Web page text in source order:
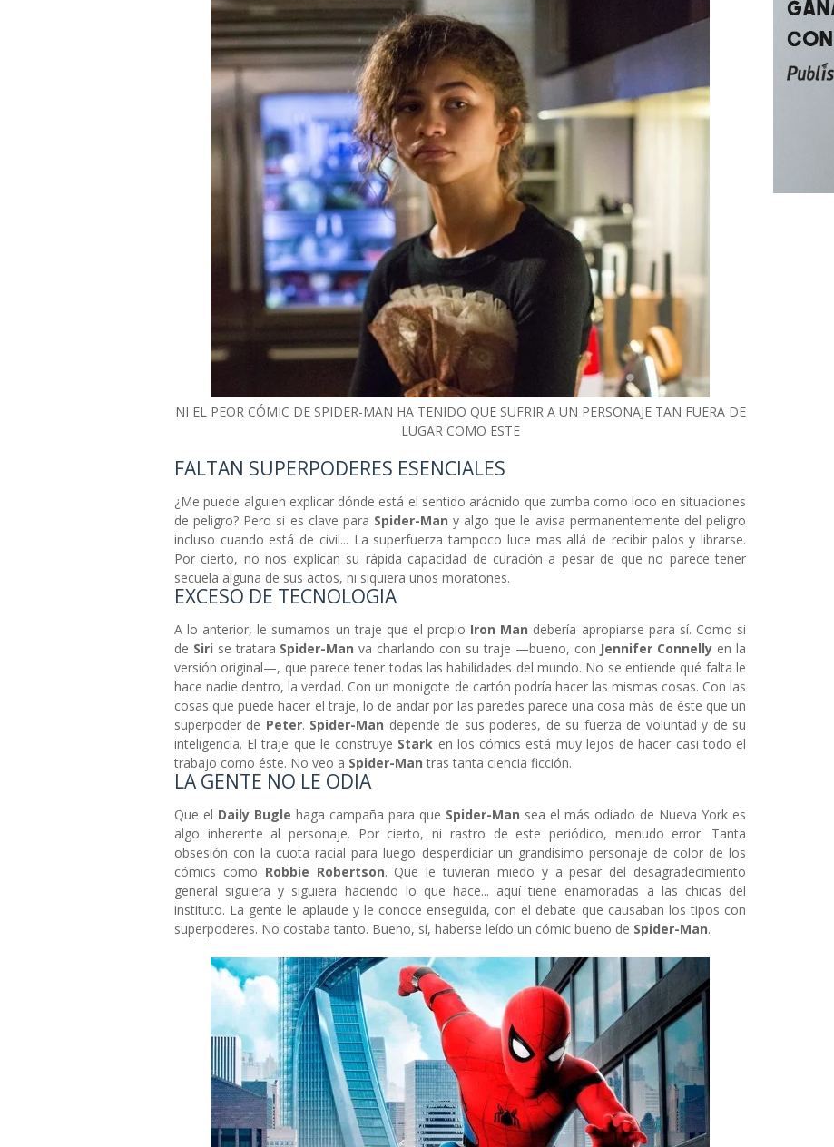
NI EL PEOR CÓMIC DE SPIDER-MAN HA TENIDO QUE SUFRIR A UN PERSONAJE TAN FUERA DE
LUGAR COMO ESTE
FALTAN SUPERPODERES ESENCIALES
¿Me puede alguien explicar dónde está el sentido arácnido que zumba como loco en situaciones
de peligro? Pero si es clave para Spider-Man y algo que le avisa permanentemente del peligro
incluso cuando está de civil... La superfuerza tampoco luce mas allá de recibir palos y librarse.
Por cierto, no nos explican su rápida capacidad de curación a pesar de que no parece tener
secuela alguna de sus actos, ni siquiera unos moratones.
EXCESO DE TECNOLOGIA
A lo anterior, le sumamos un traje que el propio Iron Man debería apropiarse para sí. Como si
de Siri se tratara Spider-Man va charlando con su traje —bueno, con Jennifer Connelly en la
versión original—, que parece tener todas las habilidades del mundo. No se entiende qué falta le
hace nadie dentro, la verdad. Con un monigote de cartón podría hacer las mismas cosas. Con las
cosas que puede hacer el traje, lo de andar por las paredes parece una cosa más de éste que un
superpoder de Peter. Spider-Man depende de sus poderes, de su fuerza de voluntad y de su
inteligencia. El traje que le construye Stark en los cómics está muy lejos de hacer casi todo el
trabajo como éste. No veo a Spider-Mantras tanta ciencia ficción.
LA GENTE NO LE ODIA
Que el Daily Bugle haga campaña para que Spider-Man sea el más odiado de Nueva York es
algo inherente al personaje. Por cierto, ni rastro de este periódico, menudo error. Tanta
obsesión con la cuota racial para luego desperdiciar un grandísimo personaje de color de los
cómics como Robbie Robertson. Que le tuvieran miedo y a pesar del desagradecimiento
general siguiera y siguiera haciendo lo que hace... aquí tiene enamoradas a las chicas del
instituto. La gente le aplaude y le conoce enseguida, con el debate que causaban los tipos con
superpoderes. No costaba tanto. Bueno, sí, haberse leído un cómic bueno de Spider-Man.